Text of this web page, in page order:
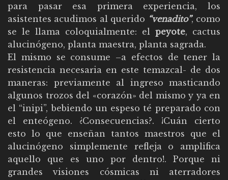
para pasar esa primera experiencia, los
asistentes acudimos al querido “venadito”, como
se le llama coloquialmente: el peyote, cactus
alucinógeno, planta maestra, planta sagrada.
El mismo se consume –a efectos de tener la
resistencia necesaria en este temazcal- de dos
maneras: previamente al ingreso masticando
algunos trozos del «corazón» del mismo y ya en
el “inipi”, bebiendo un espeso té preparado con
el enteógeno. ¿Consecuencias?. ¡Cuán cierto
esto lo que enseñan tantos maestros que el
alucinógeno simplemente refleja o amplifica
aquello que es uno por dentro!. Porque ni
grandes visiones cósmicas ni aterradores